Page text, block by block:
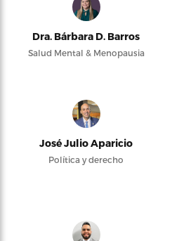
Dra. Bárbara D. Barros
Salud Mental & Menopausia
José Julio Aparicio
Política y derecho